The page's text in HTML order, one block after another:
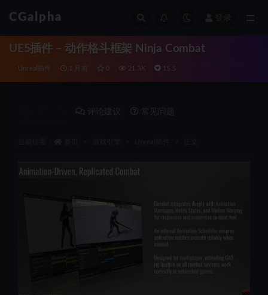
CGalpha
UE5插件 – 动作格斗框架 Ninja Combat
Unreal插件 1 月前 0 21.3K 15.5
评论建议 常见问题